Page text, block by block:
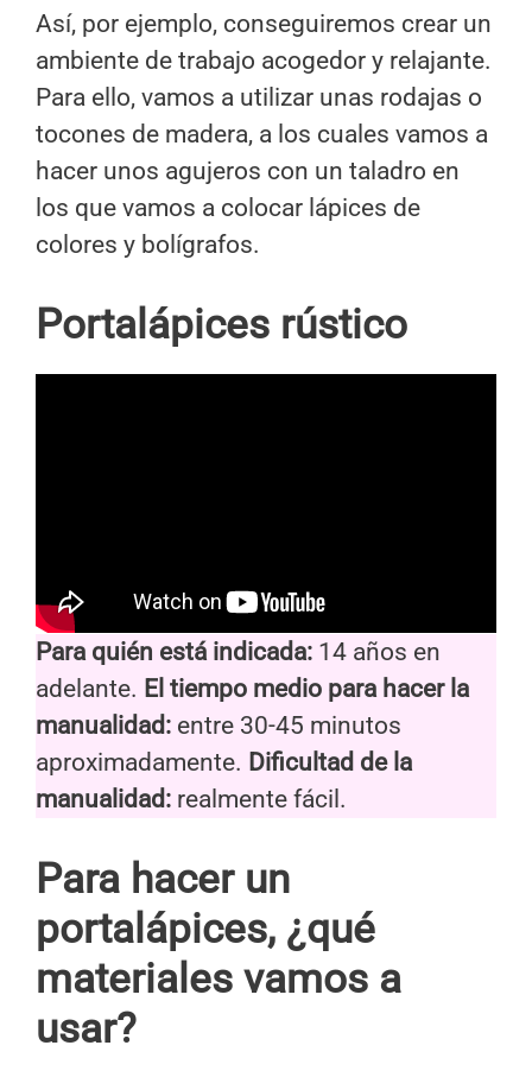
Así, por ejemplo, conseguiremos crear un
ambiente de trabajo acogedor y relajante.
Para ello, vamos a utilizar unas rodajas o
tocones de madera, a los cuales vamos a
hacer unos agujeros con un taladro en
los que vamos a colocar lápices de
colores y bolígrafos.
Portalápices rústico
Para quién está indicada: 14 años en
adelante. El tiempo medio para hacer la
manualidad: entre 30-45 minutos
aproximadamente. Dificultad de la
manualidad: realmente fácil.
Para hacer un
portalápices, ¿qué
materiales vamos a
usar?